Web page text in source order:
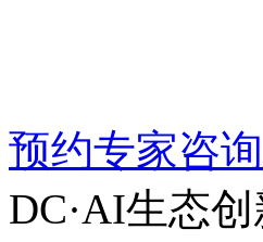
预约专家咨询
DC·AI生态